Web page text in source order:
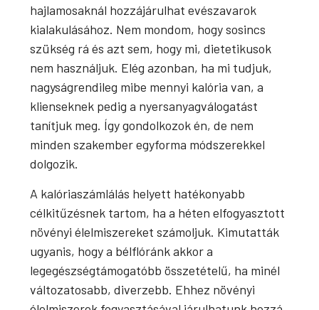
hajlamosaknál hozzájárulhat evészavarok
kialakulásához. Nem mondom, hogy sosincs
szükség rá és azt sem, hogy mi, dietetikusok
nem használjuk. Elég azonban, ha mi tudjuk,
nagyságrendileg mibe mennyi kalória van, a
klienseknek pedig a nyersanyagválogatást
tanítjuk meg. Így gondolkozok én, de nem
minden szakember egyforma módszerekkel
dolgozik.
A kalóriaszámlálás helyett hatékonyabb
célkitűzésnek tartom, ha a héten elfogyasztott
növényi élelmiszereket számoljuk. Kimutatták
ugyanis, hogy a bélflóránk akkor a
legegészségtámogatóbb összetételű, ha minél
változatosabb, diverzebb. Ehhez növényi